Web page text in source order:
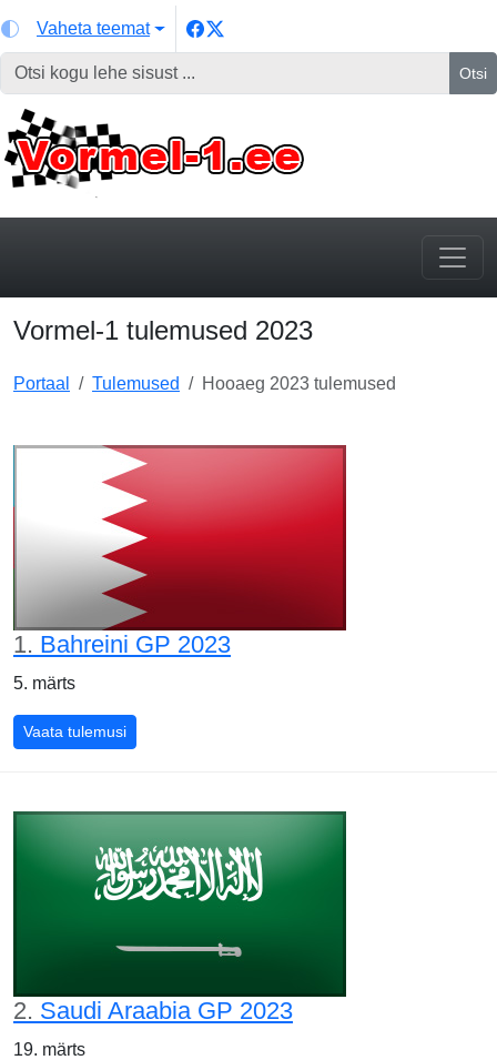
Vaheta teemat
Otsi
Vormel-1 tulemused 2023
Portaal Tulemused Hooaeg 2023 tulemused
1. Bahreini GP 2023
5. märts
Vaata tulemusiBahreini GP 2023
2. Saudi Araabia GP 2023
19. märts